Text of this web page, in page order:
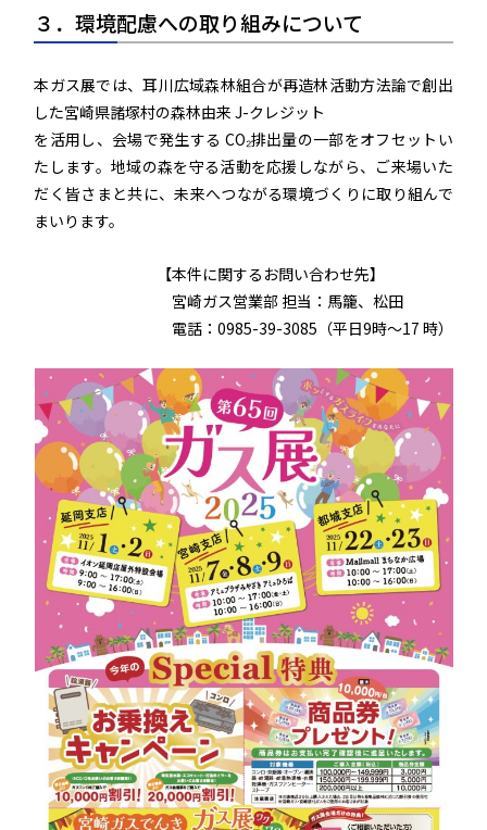
３．環境配慮への取り組みについて
本ガス展では、耳川広域森林組合が再造林活動方法論で創出
した宮崎県諸塚村の森林由来 J-クレジット
を活用し、会場で発生する CO₂排出量の一部をオフセットい
たします。地域の森を守る活動を応援しながら、ご来場いた
だく皆さまと共に、未来へつながる環境づくりに取り組んで
まいります。
【本件に関するお問い合わせ先】
宮崎ガス営業部 担当：馬籠、松田
電話：0985-39-3085（平日9時～17 時）